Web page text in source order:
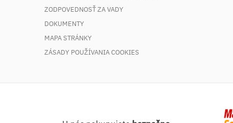
ZODPOVEDNOSŤ ZA VADY
DOKUMENTY
MAPA STRÁNKY
ZÁSADY POUŽÍVANIA COOKIES